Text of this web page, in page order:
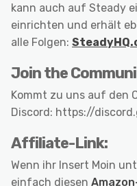
kann auch auf Steady
einrichten und erhält
alle Folgen:
Join the
Kommt zu uns auf den
Discord: https://
Affiliate-Link:
Wenn ihr Insert Moin
einfach diesen